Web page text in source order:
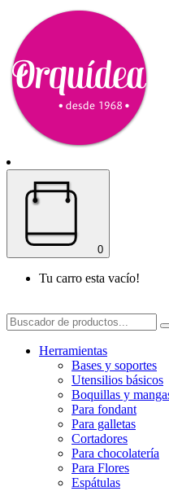
0
Tu carro esta vacío!
Herramientas
Bases y soportes
Utensilios básicos
Boquillas y
Para fondant
Para galletas
Cortadores
Para chocolatería
Para Flores
Espátulas